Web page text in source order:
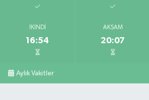
İKINDI
16:54
AKŞAM
20:07
Aylık Vakitler